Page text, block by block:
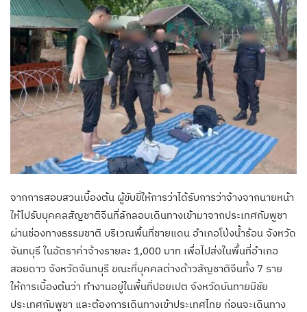
จากการสอบสวนเบื้องต้น ผู้ขับขี่ให้การว่าได้รับการว่าจ้างจากนายหน้า
ให้ไปรับบุคคลสัญชาติจีนที่ลักลอบเดินทางเข้ามาจากประเทศกัมพูชา
ผ่านช่องทางธรรมชาติ บริเวณพื้นที่ชายแดน อำเภอโป่งน้ำร้อน จังหวัด
จันทบุรี ในอัตราค่าจ้างรายละ 1,000 บาท เพื่อไปส่งในพื้นที่อำเภอ
สอยดาว จังหวัดจันทบุรี ขณะที่บุคคลต่างด้าวสัญชาติจีนทั้ง 7 ราย
ให้การเบื้องต้นว่า ทำงานอยู่ในพื้นที่ปอยเปต จังหวัดบันทายมีชัย
ประเทศกัมพูชา และต้องการเดินทางเข้าประเทศไทย ก่อนจะเดินทาง